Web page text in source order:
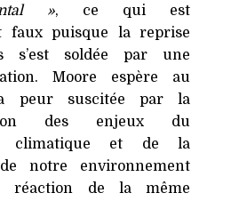
», ce qui est
faux puisque la reprise
s’est soldée par une
Moore espère au
peur suscitée par la
des enjeux du
climatique et de la
notre environnement
réaction de la même